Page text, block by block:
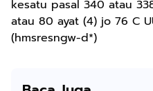
kesatu pasal 340 atau
atau 80 ayat (4) jo 76 C
(hmsresngw-d*)